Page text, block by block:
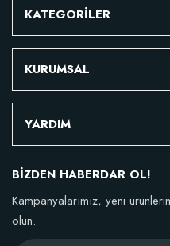
KATEGORİLER
KURUMSAL
YARDIM
BİZDEN HABERDAR OL!
Kampanyalarımız, yeni
olun.